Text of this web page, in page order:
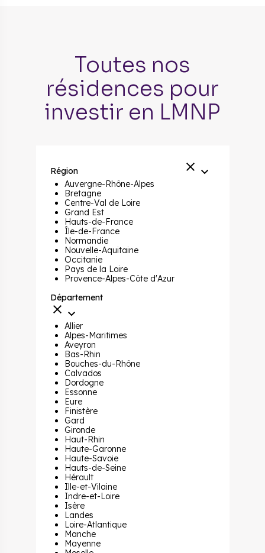
Toutes nos
résidences pour
investir en LMNP
Région
Auvergne-Rhône-Alpes
Bretagne
Centre-Val de Loire
Grand Est
Hauts-de-France
Île-de-France
Normandie
Nouvelle-Aquitaine
Occitanie
Pays de la Loire
Provence-Alpes-Côte d'Azur
Département
Allier
Alpes-Maritimes
Aveyron
Bas-Rhin
Bouches-du-Rhône
Calvados
Dordogne
Essonne
Eure
Finistère
Gard
Gironde
Haut-Rhin
Haute-Garonne
Haute-Savoie
Hauts-de-Seine
Hérault
Ille-et-Vilaine
Indre-et-Loire
Isère
Landes
Loire-Atlantique
Manche
Mayenne